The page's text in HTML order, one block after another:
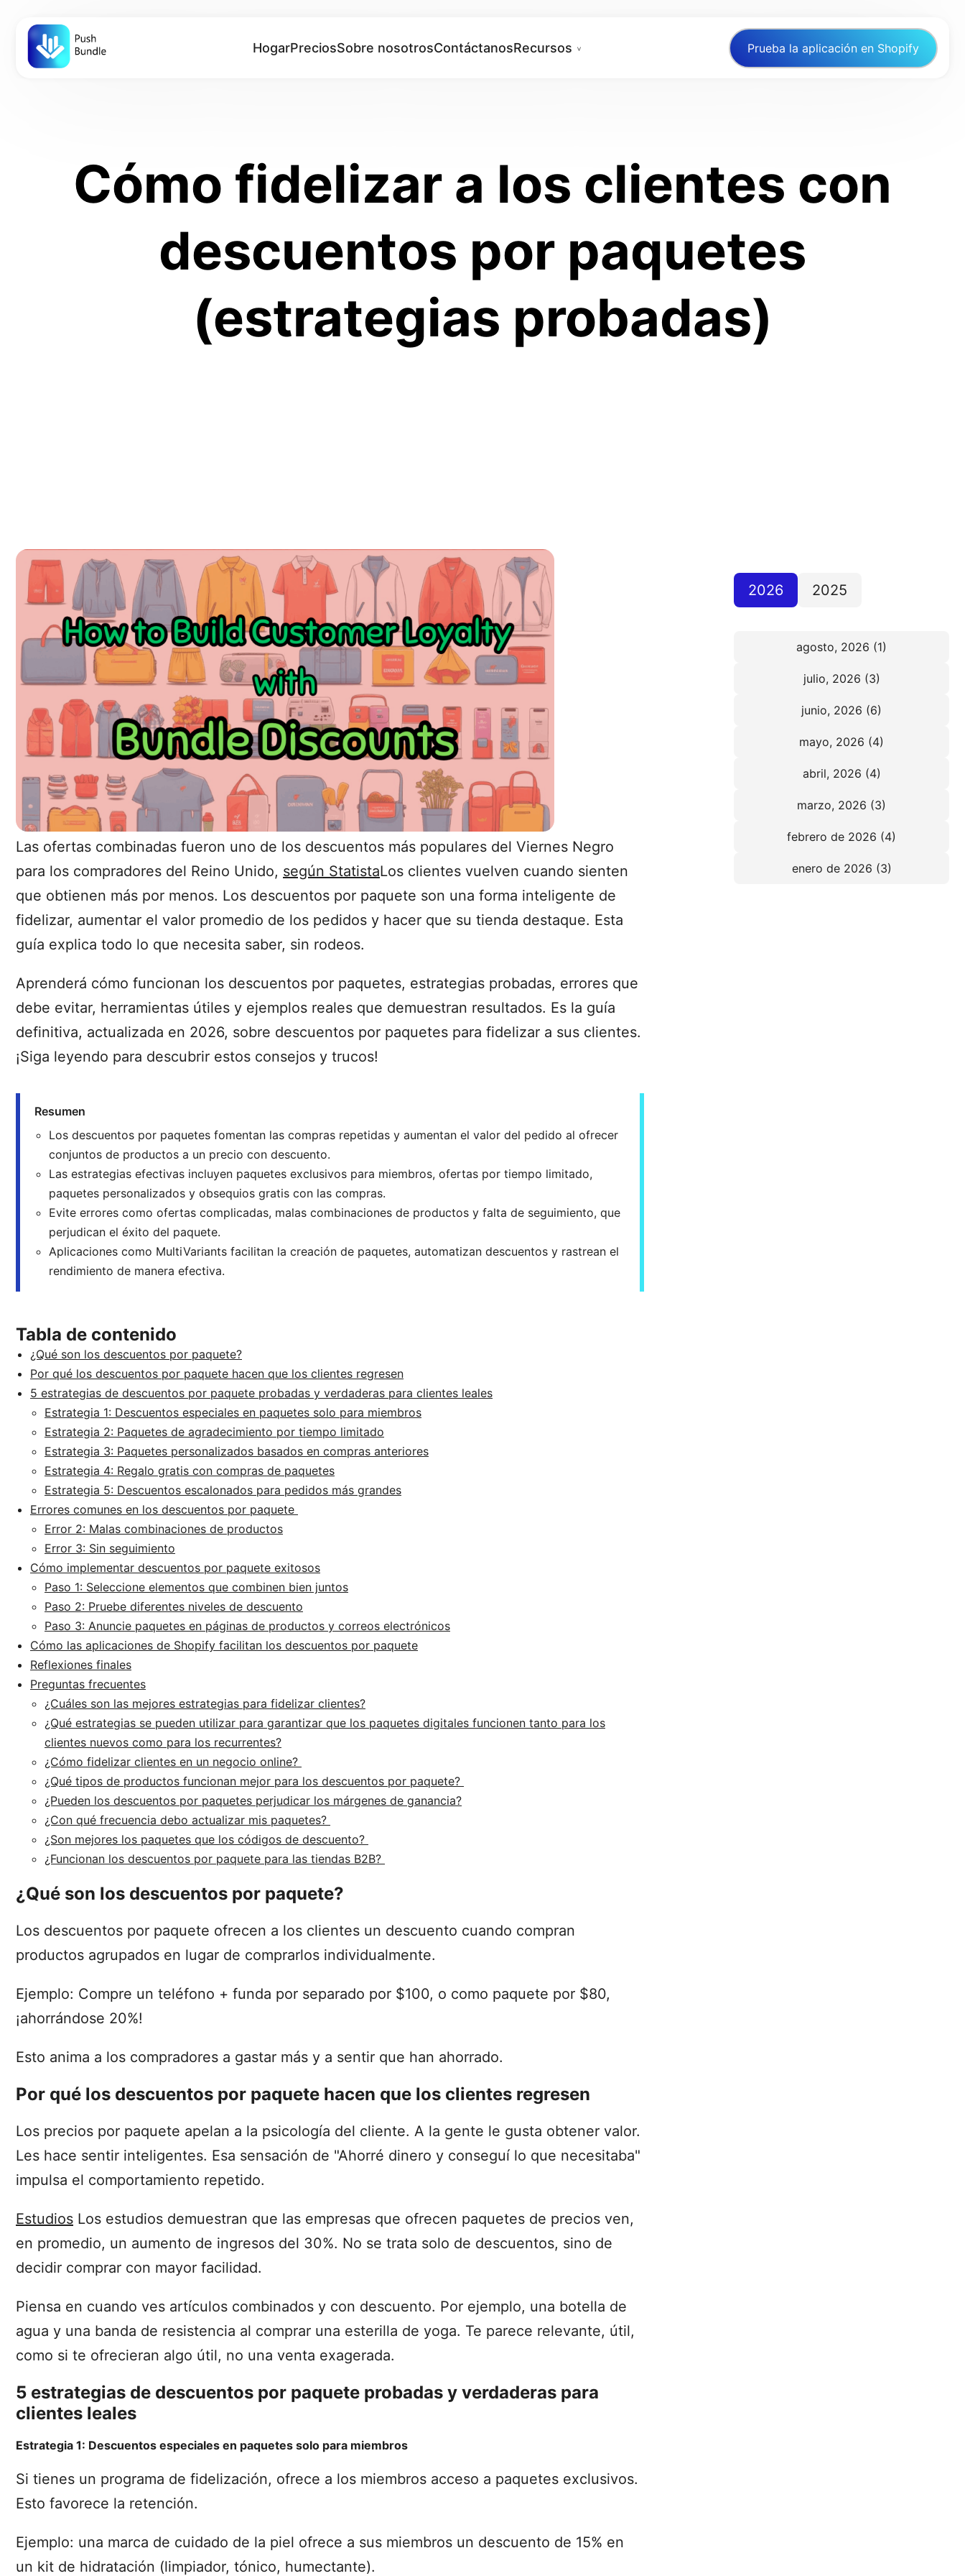
HogarPreciosSobre nosotrosContáctanosRecursos Prueba la aplicación en Shopify
Cómo fidelizar a los clientes con
descuentos por paquetes
(estrategias probadas)
Las ofertas combinadas fueron uno de los descuentos más populares del Viernes Negro
para los compradores del Reino Unido, según StatistaLos clientes vuelven cuando sienten
que obtienen más por menos. Los descuentos por paquete son una forma inteligente de
fidelizar, aumentar el valor promedio de los pedidos y hacer que su tienda destaque. Esta
guía explica todo lo que necesita saber, sin rodeos.
Aprenderá cómo funcionan los descuentos por paquetes, estrategias probadas, errores que
debe evitar, herramientas útiles y ejemplos reales que demuestran resultados. Es la guía
definitiva, actualizada en 2026, sobre descuentos por paquetes para fidelizar a sus clientes.
¡Siga leyendo para descubrir estos consejos y trucos!
Resumen
Los descuentos por paquetes fomentan las compras repetidas y aumentan el valor del pedido al ofrecer
conjuntos de productos a un precio con descuento.
Las estrategias efectivas incluyen paquetes exclusivos para miembros, ofertas por tiempo limitado,
paquetes personalizados y obsequios gratis con las compras.
Evite errores como ofertas complicadas, malas combinaciones de productos y falta de seguimiento, que
perjudican el éxito del paquete.
Aplicaciones como MultiVariants facilitan la creación de paquetes, automatizan descuentos y rastrean el
rendimiento de manera efectiva.
Tabla de contenido
¿Qué son los descuentos por paquete?
Por qué los descuentos por paquete hacen que los clientes regresen
5 estrategias de descuentos por paquete probadas y verdaderas para clientes leales
Estrategia 1: Descuentos especiales en paquetes solo para miembros
Estrategia 2: Paquetes de agradecimiento por tiempo limitado
Estrategia 3: Paquetes personalizados basados en compras anteriores
Estrategia 4: Regalo gratis con compras de paquetes
Estrategia 5: Descuentos escalonados para pedidos más grandes
Errores comunes en los descuentos por paquete
Error 2: Malas combinaciones de productos
Error 3: Sin seguimiento
Cómo implementar descuentos por paquete exitosos
Paso 1: Seleccione elementos que combinen bien juntos
Paso 2: Pruebe diferentes niveles de descuento
Paso 3: Anuncie paquetes en páginas de productos y correos electrónicos
Cómo las aplicaciones de Shopify facilitan los descuentos por paquete
Reflexiones finales
Preguntas frecuentes
¿Cuáles son las mejores estrategias para fidelizar clientes?
¿Qué estrategias se pueden utilizar para garantizar que los paquetes digitales funcionen tanto para los
clientes nuevos como para los recurrentes?
¿Cómo fidelizar clientes en un negocio online?
¿Qué tipos de productos funcionan mejor para los descuentos por paquete?
¿Pueden los descuentos por paquetes perjudicar los márgenes de ganancia?
¿Con qué frecuencia debo actualizar mis paquetes?
¿Son mejores los paquetes que los códigos de descuento?
¿Funcionan los descuentos por paquete para las tiendas B2B?
¿Qué son los descuentos por paquete?
Los descuentos por paquete ofrecen a los clientes un descuento cuando compran
productos agrupados en lugar de comprarlos individualmente.
Ejemplo: Compre un teléfono + funda por separado por $100, o como paquete por $80,
¡ahorrándose 20%!
Esto anima a los compradores a gastar más y a sentir que han ahorrado.
Por qué los descuentos por paquete hacen que los clientes regresen
Los precios por paquete apelan a la psicología del cliente. A la gente le gusta obtener valor.
Les hace sentir inteligentes. Esa sensación de "Ahorré dinero y conseguí lo que necesitaba"
impulsa el comportamiento repetido.
Estudios Los estudios demuestran que las empresas que ofrecen paquetes de precios ven,
en promedio, un aumento de ingresos del 30%. No se trata solo de descuentos, sino de
decidir comprar con mayor facilidad.
Piensa en cuando ves artículos combinados y con descuento. Por ejemplo, una botella de
agua y una banda de resistencia al comprar una esterilla de yoga. Te parece relevante, útil,
como si te ofrecieran algo útil, no una venta exagerada.
5 estrategias de descuentos por paquete probadas y verdaderas para
clientes leales
Estrategia 1: Descuentos especiales en paquetes solo para miembros
Si tienes un programa de fidelización, ofrece a los miembros acceso a paquetes exclusivos.
Esto favorece la retención.
Ejemplo: una marca de cuidado de la piel ofrece a sus miembros un descuento de 15% en
un kit de hidratación (limpiador, tónico, humectante).
2026 2025
agosto, 2026 (1)
julio, 2026 (3)
junio, 2026 (6)
mayo, 2026 (4)
abril, 2026 (4)
marzo, 2026 (3)
febrero de 2026 (4)
enero de 2026 (3)